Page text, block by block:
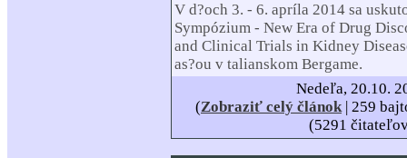
V d?och 3. - 6. apríla 2014 sa
Sympózium - New Era of Drug
and Clinical Trials in Kidney
as?ou v talianskom Bergame.
Nedeľa, 20.10.
(Zobraziť celý článok| 259
(5291